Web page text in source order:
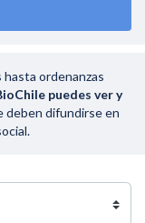
ordenanzas
puedes ver y
deben difundirse en